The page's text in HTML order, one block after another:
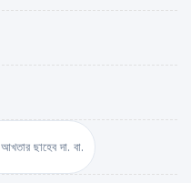
ছাহেব দা. বা.